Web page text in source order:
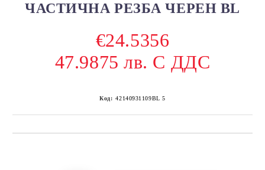
ЧАСТИЧНА РЕЗБА ЧЕРЕН BL
€24.5356
47.9875 лв. С ДДС
Код: 42140931109BL 5